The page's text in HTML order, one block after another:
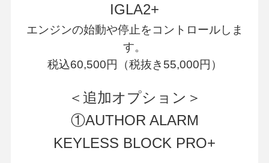
IGLA2+
エンジンの始動や停止をコントロールしま
す。
税込60,500円（税抜き55,000円）
＜追加オプション＞
①AUTHOR ALARM
KEYLESS BLOCK PRO+